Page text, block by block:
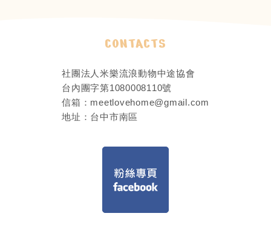
CONTACTS
社團法人米樂流浪動物中途協會
台內團字第1080008110號
信箱： meetlovehome@gmail.com
地址： 台中市南區